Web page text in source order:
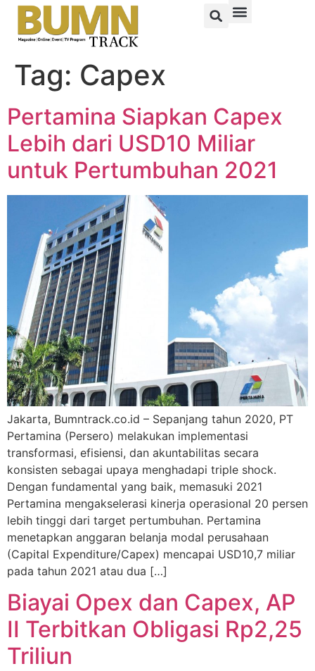
Tag: Capex
Pertamina Siapkan Capex
Lebih dari USD10 Miliar
untuk Pertumbuhan 2021
Jakarta, Bumntrack.co.id – Sepanjang tahun 2020, PT
Pertamina (Persero) melakukan implementasi
transformasi, efisiensi, dan akuntabilitas secara
konsisten sebagai upaya menghadapi triple shock.
Dengan fundamental yang baik, memasuki 2021
Pertamina mengakselerasi kinerja operasional 20 persen
lebih tinggi dari target pertumbuhan. Pertamina
menetapkan anggaran belanja modal perusahaan
(Capital Expenditure/Capex) mencapai USD10,7 miliar
pada tahun 2021 atau dua […]
Biayai Opex dan Capex, AP
II Terbitkan Obligasi Rp2,25
Triliun